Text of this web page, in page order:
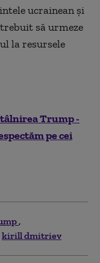
ucrainean şi
să urmeze
la resursele
Trump -
pe cei
kirill dmitriev